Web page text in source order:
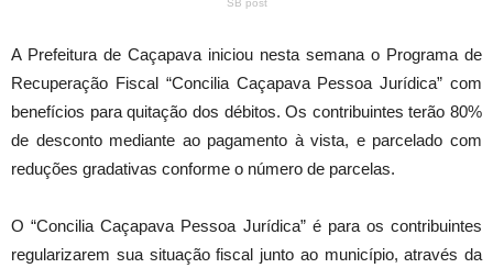
SB post
A Prefeitura de Caçapava iniciou nesta semana o Programa de
Recuperação Fiscal “Concilia Caçapava Pessoa Jurídica” com
benefícios para quitação dos débitos. Os contribuintes terão 80%
de desconto mediante ao pagamento à vista, e parcelado com
reduções gradativas conforme o número de parcelas.
O “Concilia Caçapava Pessoa Jurídica” é para os contribuintes
regularizarem sua situação fiscal junto ao município, através da